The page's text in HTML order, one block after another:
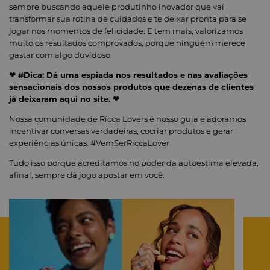
sempre buscando aquele produtinho inovador que vai
transformar sua rotina de cuidados e te deixar pronta para se
jogar nos momentos de felicidade. E tem mais, valorizamos
muito os resultados comprovados, porque ninguém merece
gastar com algo duvidoso
❤ #Dica: Dá uma espiada nos resultados e nas avaliações
sensacionais dos nossos produtos que dezenas de clientes
já deixaram aqui no site. ❤
Nossa comunidade de Ricca Lovers é nosso guia e adoramos
incentivar conversas verdadeiras, cocriar produtos e gerar
experiências únicas. #VemSerRiccaLover
Tudo isso porque acreditamos no poder da autoestima elevada,
afinal, sempre dá jogo apostar em você.